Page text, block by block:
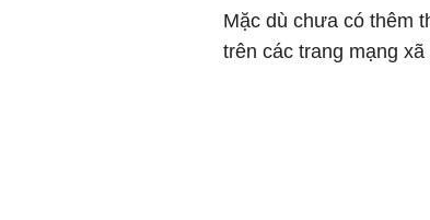
Mặc dù chưa có thêm
trên các trang mạng xã